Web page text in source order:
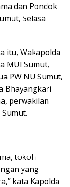
dan Pondok
Selasa
itu, Wakapolda
MUI Sumut,
PW NU Sumut,
Bhayangkari
perwakilan
tokoh
yang
kata Kapolda